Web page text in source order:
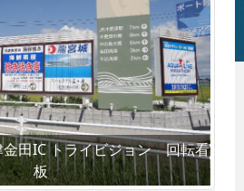
金田IC トライビジョン 回転看
板